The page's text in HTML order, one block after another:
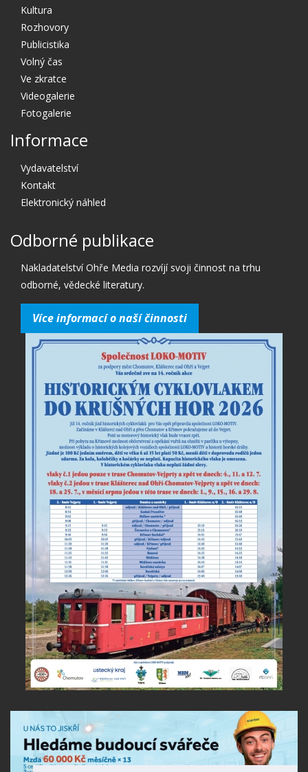
Kultura
Rozhovory
Publicistika
Volný čas
Ve zkratce
Videogalerie
Fotogalerie
Informace
Vydavatelství
Kontakt
Elektronický náhled
Odborné publikace
Nakladatelství Ohře Media rozvíjí svoji činnost na trhu
odborné, vědecké literatury.
Více informací o naší činnosti